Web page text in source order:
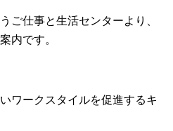
仕事と生活センターより、
内です。
ワークスタイルを促進するキ